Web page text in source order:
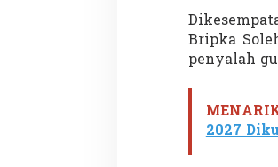
Bripka
penyalah
2027
Setelah Gedung Parlemen Dibakar
12 September 2025